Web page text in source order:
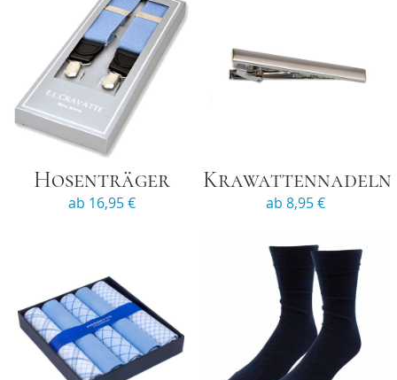
Hosenträger
ab 16,95 €
Krawattennadeln
ab 8,95 €